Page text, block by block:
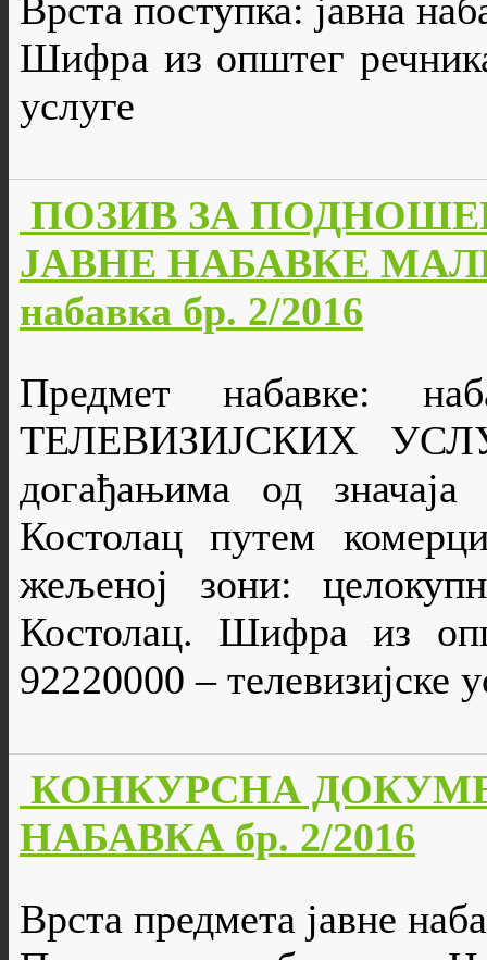
Врста поступка: јавна
Шифра из општег
услуге
ПОЗИВ ЗА
ЈАВНЕ НАБАВКЕ
набавка бр. 2/2016
Предмет набавке:
ТЕЛЕВИЗИЈСКИХ
догађањима од
Костолац путем
жељеној зони:
Костолац. Шифра из
92220000 – телевизијске
КОНКУРСНА
НАБАВКА бр. 2/2016
Врста предмета јавне